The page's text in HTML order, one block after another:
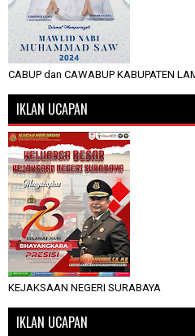
CABUP dan CAWABUP KABUPATEN
IKLAN UCAPAN
KEJAKSAAN NEGERI SURABAYA
IKLAN UCAPAN